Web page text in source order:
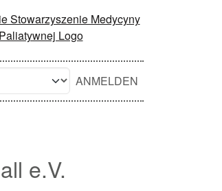
ANMELDEN
e.V.